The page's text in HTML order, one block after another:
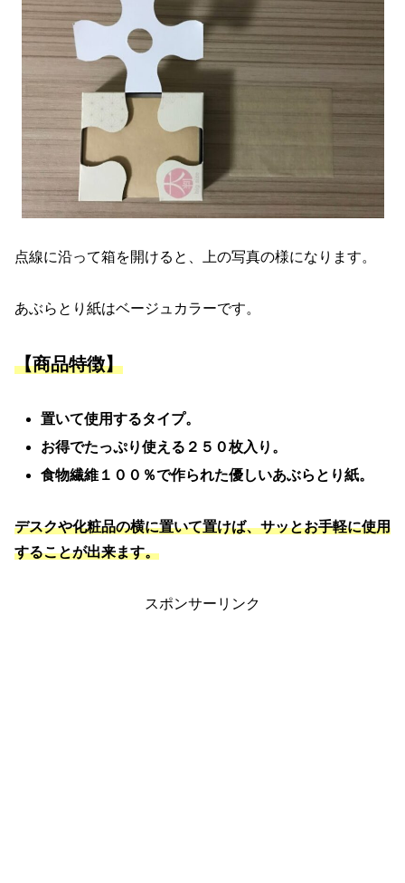
点線に沿って箱を開けると、上の写真の様になります。
あぶらとり紙はベージュカラーです。
【商品特徴】
置いて使用するタイプ。
お得でたっぷり使える２５０枚入り。
食物繊維１００％で作られた優しいあぶらとり紙。
デスクや化粧品の横に置いて置けば、サッとお手軽に使用
することが出来ます。
スポンサーリンク